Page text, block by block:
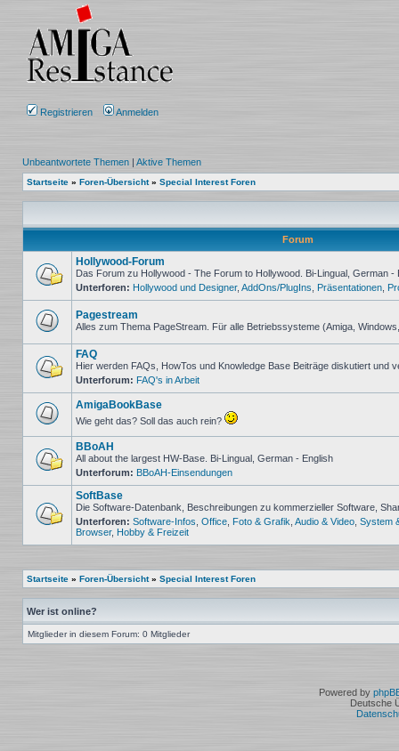
Registrieren Anmelden
Unbeantwortete Themen | Aktive Themen
Startseite » Foren-Übersicht» Special Interest Foren
Forum
Keine
ungelesenen
Beiträge
Hollywood-Forum
Das Forum zu Hollywood - The Forum to Hollywood. Bi-Lingual, German -
Unterforen: Hollywood und Designer, AddOns/PlugIns Präsentationen
ungelesenen
Beiträge
Pagestream
Alles zum Thema PageStream. Für alle Betriebssysteme (Amiga,
Keine
ungelesenen
Beiträge
FAQ
Hier werden FAQs, HowTos und Knowledge Base Beiträge diskutiert und
Unterforum: FAQ's in Arbeit
ungelesenen
Beiträge
AmigaBookBase
Wie geht das? Soll das auch rein?
Keine
ungelesenen
Beiträge
BBoAH
All about the largest HW-Base. Bi-Lingual, German - English
Unterforum: BBoAH-Einsendungen
Keine
ungelesenen
SoftBase
Die Software-Datenbank, Beschreibungen zu kommerzieller Software,
Unterforen: Software-Infos Office Foto & Grafik Audio & Video System
Browser, Hobby & Freizeit
Startseite » Foren-Übersicht» Special Interest Foren
Wer ist online?
Mitglieder in diesem Forum: 0 Mitglieder
Powered by
Deutsche